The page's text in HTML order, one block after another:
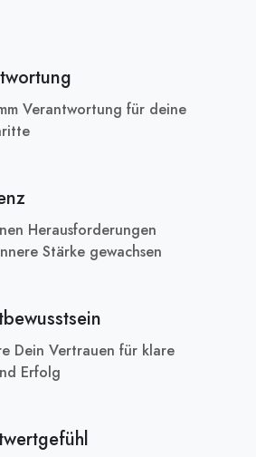
Verantwortung für deine
Herausforderungen
Stärke gewachsen
Dein Vertrauen für klare
Erfolg